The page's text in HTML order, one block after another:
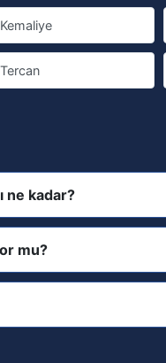
Kemaliye
Tercan
ne kadar?
mu?